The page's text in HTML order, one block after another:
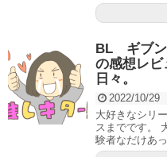
BL ギブ
の感想レビ
日々。
2022/10/29
大好きなシリ
スまでです。
験者なだけあ